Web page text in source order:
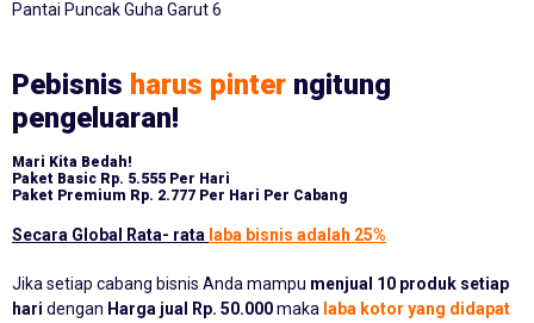
Pantai Puncak Guha Garut 6
Pebisnis harus pinter ngitung
pengeluaran!
Mari Kita Bedah!
Paket Basic Rp. 5.555 Per Hari
Paket Premium Rp. 2.777 Per Hari Per Cabang
Secara Global Rata- rata laba bisnis adalah 25%
Jika setiap cabang bisnis Anda mampu menjual 10 produk setiap
hari dengan Harga jual Rp. 50.000maka laba kotor yang didapat